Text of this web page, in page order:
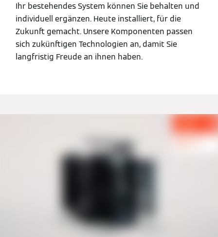
Ihr bestehendes System können Sie behalten und
individuell ergänzen. Heute installiert, für die
Zukunft gemacht. Unsere Komponenten passen
sich zukünftigen Technologien an, damit Sie
langfristig Freude an ihnen haben.